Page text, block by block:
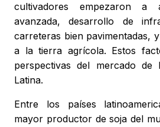
cultivadores empezaron a
avanzada, desarrollo de
carreteras bien pavimentadas,
a la tierra agrícola. Estos
perspectivas del mercado
Latina.
Entre los países
mayor productor de soja del